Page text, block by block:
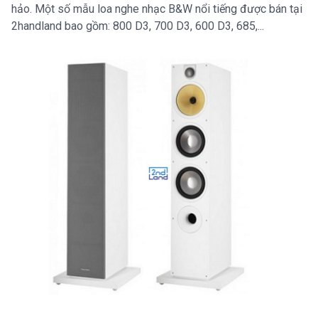
hảo. Một số mẫu loa nghe nhạc B&W nổi tiếng được bán tại
2handland bao gồm: 800 D3, 700 D3, 600 D3, 685,...